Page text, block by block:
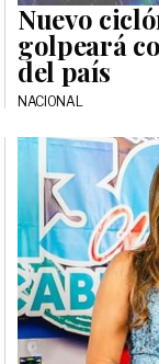
Nuevo
golpeará
del país
NACIONAL